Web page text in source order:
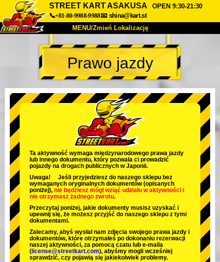
STREET KART ASAKUSA
OPEN 9:30-21:30
📞+81-80-9988-9988📧 shina@kart.st
MENU/Zmień Lokalizację
TOP
O nas Specyfikacja Cena
Firma Rezerwacja
Zmień Lokalizację
Tokyo Shinagawa
Tokyo Akihabara#2
Tokyo Shibuya Annex
Tokyo Asakusa Osaka
Okinawa
Prawo jazdy
Ta aktywność wymaga międzynarodowego prawa jazdy
lub innego dokumentu, który pozwala ci prowadzić
pojazdy na drogach publicznych w Japonii.
Uwaga! Jeśli przyjedziesz do naszego sklepu bez
wymaganych oryginalnych dokumentów (opisanych
poniżej), nie będziesz mógł wziąć udziału w aktywności i
nie otrzymasz żadnego zwrotu.
Przeczytaj poniżej, jakie dokumenty musisz uzyskać i
upewnij się, że możesz przyjść do naszego sklepu z tymi
dokumentami.
Zalecamy, abyś wysłał nam zdjęcia swojego prawa jazdy i
dokumentów, które otrzymałeś po dokonaniu rezerwacji
naszej aktywności, za pomocą czatu lub e-maila
( license@streetkart.com), abyśmy mogli wcześniej
sprawdzić, czy pojawią się jakiekolwiek problemy.